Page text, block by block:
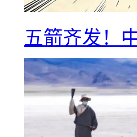
五箭齐发！